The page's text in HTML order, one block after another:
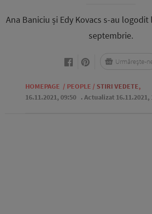
Ana Baniciu și Edy Kovacs s-au
septembrie.
HOMEPAGE / PEOPLE / STIRI VEDETE,
16.11.2021, 09:50 . Actualizat 16.11.2021,
Urmărește-